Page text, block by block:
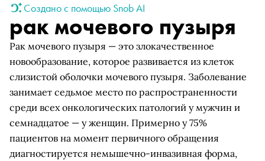
Создано с помощью Snob AI
рак мочевого пузыря
Рак мочевого пузыря — это злокачественное
новообразование, которое развивается из клеток
слизистой оболочки мочевого пузыря. Заболевание
занимает седьмое место по распространенности
среди всех онкологических патологий у мужчин и
семнадцатое — у женщин. Примерно у 75%
пациентов на момент первичного обращения
диагностируется немышечно-инвазивная форма,